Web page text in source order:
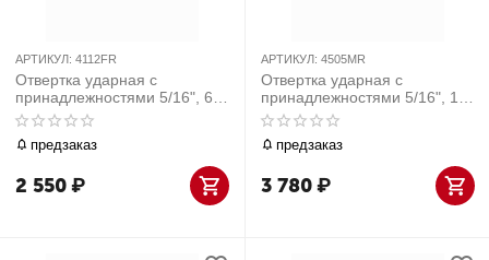
АРТИКУЛ: 4112FR
Отвертка ударная с
принадлежностями 5/16", 6
предметов
предзаказ
2 550₽
АРТИКУЛ: 4505MR
Отвертка ударная с
принадлежностями 5/16", 10
предметов
предзаказ
3 780₽